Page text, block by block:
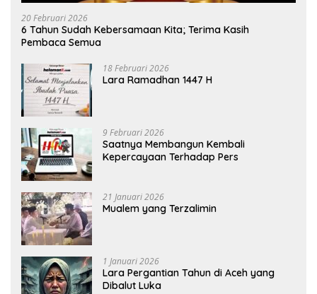
20 Februari 2026
6 Tahun Sudah Kebersamaan Kita; Terima Kasih
Pembaca Semua
18 Februari 2026
Lara Ramadhan 1447 H
9 Februari 2026
Saatnya Membangun Kembali
Kepercayaan Terhadap Pers
21 Januari 2026
Mualem yang Terzalimin
1 Januari 2026
Lara Pergantian Tahun di Aceh yang
Dibalut Luka